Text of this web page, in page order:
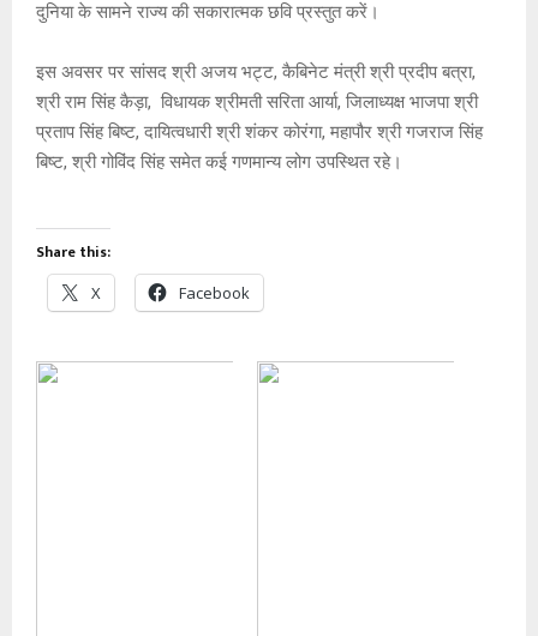
दुनिया के सामने राज्य की सकारात्मक छवि प्रस्तुत करें।
इस अवसर पर सांसद श्री अजय भट्ट, कैबिनेट मंत्री श्री प्रदीप बत्रा,
श्री राम सिंह कैड़ा, विधायक श्रीमती सरिता आर्या, जिलाध्यक्ष भाजपा श्री
प्रताप सिंह बिष्ट, दायित्वधारी श्री शंकर कोरंगा, महापौर श्री गजराज सिंह
बिष्ट, श्री गोविंद सिंह समेत कई गणमान्य लोग उपस्थित रहे।
Share this:
X Facebook